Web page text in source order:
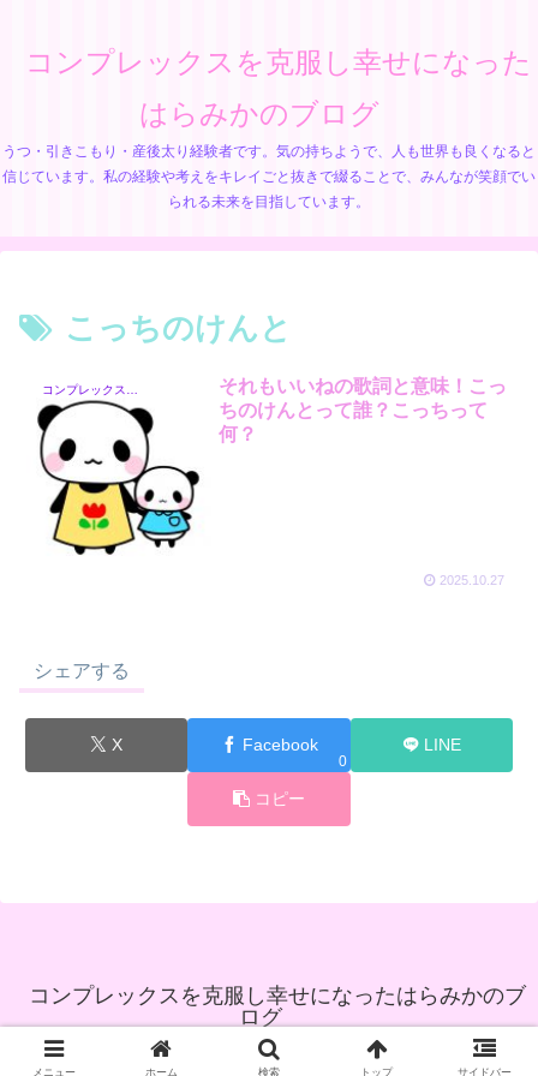
コンプレックスを克服し幸せになった
はらみかのブログ
うつ・引きこもり・産後太り経験者です。気の持ちようで、人も世界も良くなると
信じています。私の経験や考えをキレイごと抜きで綴ることで、みんなが笑顔でい
られる未来を目指しています。
こっちのけんと
それもいいねの歌詞と意味！こっ
ちのけんとって誰？こっちって
何？
2025.10.27
シェアする
X Facebook
0
LINE
コピー
コンプレックスを克服し幸せになったはらみかのブ
ログ
© 2021 コンプレックスを克服し幸せになったはらみかのブログ.
メニュー ホーム 検索 トップ サイドバー